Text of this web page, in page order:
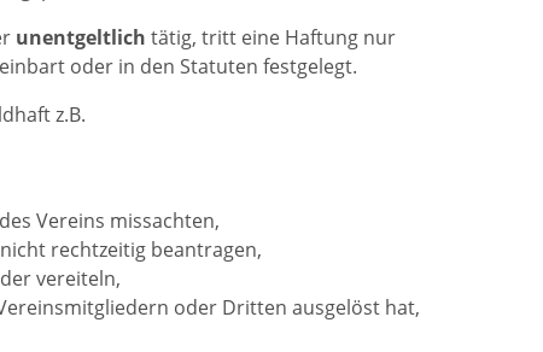
unentgeltlich tätig, tritt eine Haftung nur
oder in den Statuten festgelegt.
z.B.
Vereins missachten,
rechtzeitig beantragen,
vereiteln,
oder Dritten ausgelöst hat,